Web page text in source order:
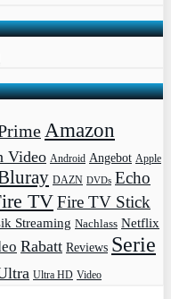
Amazon
Video Android Angebot Apple
DAZN DVDs Echo
TVFire TV Stick
Streaming Nachlass Netflix
Rabatt Reviews Serie
Ultra HD Video